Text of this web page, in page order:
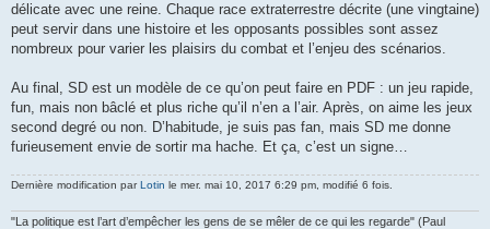
délicate avec une reine. Chaque race extraterrestre décrite (une vingtaine)
peut servir dans une histoire et les opposants possibles sont assez
nombreux pour varier les plaisirs du combat et l’enjeu des scénarios.
Au final, SD est un modèle de ce qu’on peut faire en PDF : un jeu rapide,
fun, mais non bâclé et plus riche qu’il n’en a l’air. Après, on aime les jeux
second degré ou non. D’habitude, je suis pas fan, mais SD me donne
furieusement envie de sortir ma hache. Et ça, c’est un signe…
Dernière modification parLotin le mer. mai 10, 2017 6:29 pm, modifié 6 fois.
"La politique est l’art d’empêcher les gens de se mêler de ce qui les regarde" (Paul